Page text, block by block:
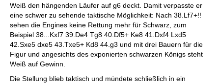
Weiß den hängenden Läufer auf g6 deckt. Damit verpasste er
eine schwer zu sehende taktische Möglichkeit: Nach 38.Lf7+!!
sehen die Engines keine Rettung mehr für Schwarz, zum
Beispiel 38...Kxf7 39.De4 Tg8 40.Df5+ Ke8 41.Dxf4 Lxd5
42.Sxe5 dxe5 43.Txe5+ Kd8 44.g3 und mit drei Bauern für die
Figur und angesichts des exponierten schwarzen Königs steht
Weiß auf Gewinn.
Die Stellung blieb taktisch und mündete schließlich in ein